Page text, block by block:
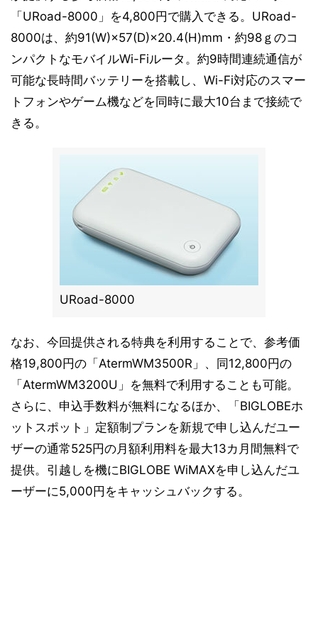
「URoad-8000」を4,800円で購入できる。URoad-
8000は、約91(W)×57(D)×20.4(H)mm・約98ｇのコ
ンパクトなモバイルWi-Fiルータ。約9時間連続通信が
可能な長時間バッテリーを搭載し、Wi-Fi対応のスマー
トフォンやゲーム機などを同時に最大10台まで接続で
きる。
URoad-8000
なお、今回提供される特典を利用することで、参考価
格19,800円の「AtermWM3500R」、同12,800円の
「AtermWM3200U」を無料で利用することも可能。
さらに、申込手数料が無料になるほか、「BIGLOBEホ
ットスポット」定額制プランを新規で申し込んだユー
ザーの通常525円の月額利用料を最大13カ月間無料で
提供。引越しを機にBIGLOBE WiMAXを申し込んだユ
ーザーに5,000円をキャッシュバックする。